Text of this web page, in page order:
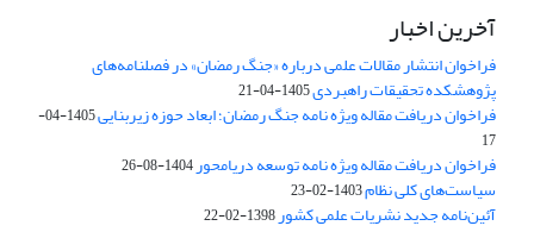
آخرین اخبار
فراخوان انتشار مقالات علمی درباره «جنگ رمضان» در فصلنامه‌های
پژوهشکده تحقیقات راهبردی1405-04-21
فراخوان دریافت مقاله ویژه نامه جنگ رمضان؛ ابعاد حوزه زیربنایی
1405-04-
17
فراخوان دریافت مقاله ویژه نامه توسعه دریامحور1404-08-26
سیاست‌های کلی نظام1403-02-23
آئین‌نامه جدید نشریات علمی کشور1398-02-22